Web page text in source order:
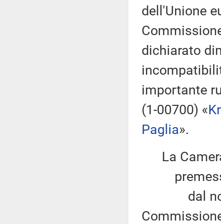
dell'Unione
dichiarato
importante
(1-00700) «
Paglia».
La
dal